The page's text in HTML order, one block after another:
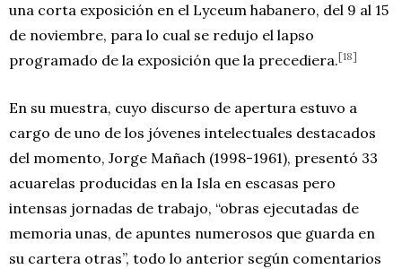
una corta exposición en el Lyceum habanero, del 9 al 15
de noviembre, para lo cual se redujo el lapso
programado de la exposición que la precediera.[18]
En su muestra, cuyo discurso de apertura estuvo a
cargo de uno de los jóvenes intelectuales destacados
del momento, Jorge Mañach (1998-1961), presentó 33
acuarelas producidas en la Isla en escasas pero
intensas jornadas de trabajo, “obras ejecutadas de
memoria unas, de apuntes numerosos que guarda en
su cartera otras”, todo lo anterior según comentarios